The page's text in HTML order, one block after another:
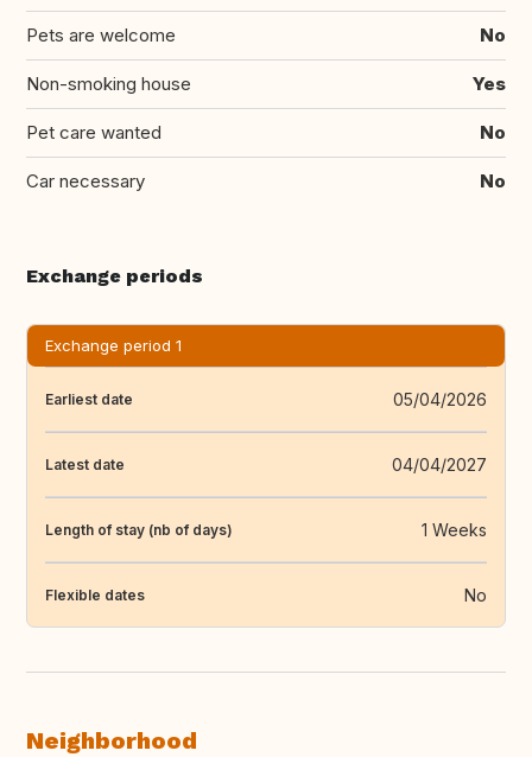
Pets are welcome No
Non-smoking house Yes
Pet care wanted No
Car necessary No
Exchange periods
Exchange period 1
Earliest date 05/04/2026
Latest date 04/04/2027
Length of stay (nb of days) 1 Weeks
Flexible dates No
Neighborhood